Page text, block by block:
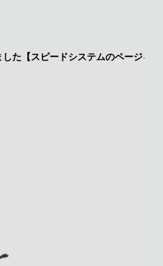
ドシステムのページを見た】で特